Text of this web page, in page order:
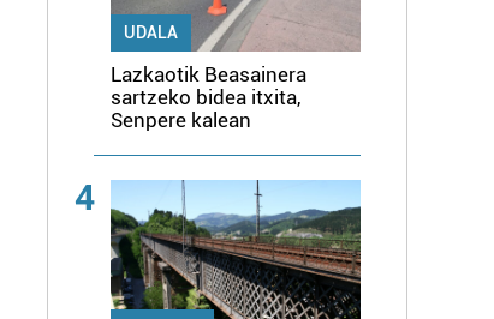
UDALA
Lazkaotik Beasainera
sartzeko bidea itxita,
Senpere kalean
4